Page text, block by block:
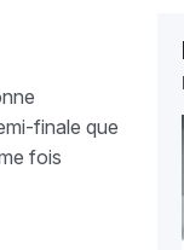
finale que
fois